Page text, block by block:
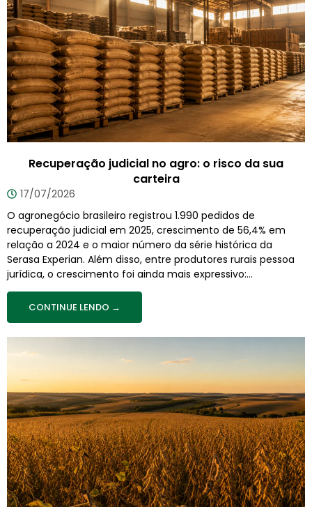
Recuperação judicial no agro: o risco da sua
carteira
17/07/2026
O agronegócio brasileiro registrou 1.990 pedidos de
recuperação judicial em 2025, crescimento de 56,4% em
relação a 2024 e o maior número da série histórica da
Serasa Experian. Além disso, entre produtores rurais pessoa
jurídica, o crescimento foi ainda mais expressivo:...
CONTINUE LENDO →